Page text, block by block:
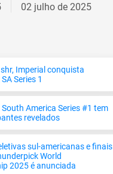
02 julho de 2025
Imperial conquista
Series 1
America Series #1 tem
revelados
sul-americanas e finais
World
2025 é anunciada